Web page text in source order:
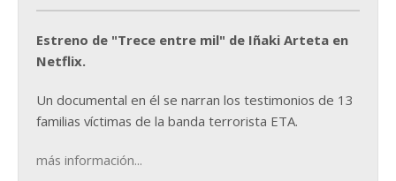
Estreno de "Trece entre mil" de Iñaki Arteta en
Netflix.
Un documental en él se narran los testimonios de 13
familias víctimas de la banda terrorista ETA.
más información...